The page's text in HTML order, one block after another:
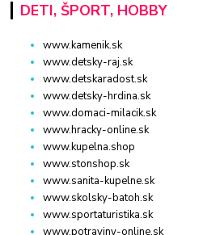
DETI, ŠPORT, HOBBY
www.kamenik.sk
www.detsky-raj.sk
www.detskaradost.sk
www.detsky-hrdina.sk
www.domaci-milacik.sk
www.hracky-online.sk
www.kupelna.shop
www.stonshop.sk
www.sanita-kupelne.sk
www.skolsky-batoh.sk
www.sportaturistika.sk
www.potraviny-online.sk